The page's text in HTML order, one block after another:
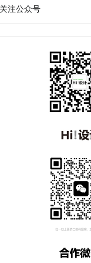
注公众号